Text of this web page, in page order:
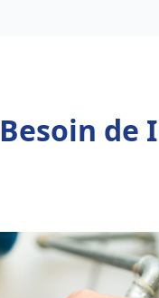
Besoin de